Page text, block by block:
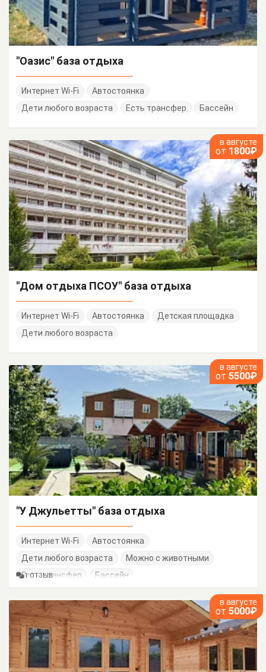
"Оазис" база отдыха
Интернет Wi-Fi
Автостоянка
Дети любого возраста
Есть трансфер Бассейн
в августе
от 1800₽
"Дом отдыха ПСОУ" база отдыха
Интернет Wi-Fi Автостоянка
Детская площадка
Дети любого возраста
в августе
от 5500₽
"У Джульетты" база отдыха
Интернет Wi-Fi
Автостоянка
Дети любого возраста
Можно с животными
Есть трансфер
Бассейн
1 ОТЗЫВ
в августе
от 5000₽